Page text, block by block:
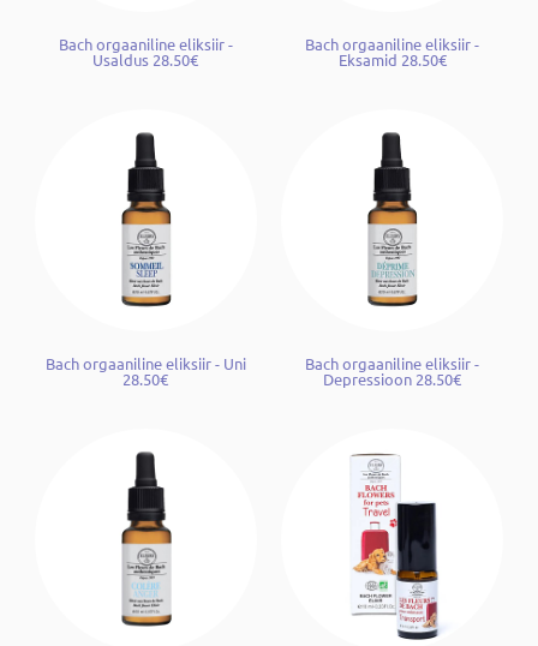
Bach orgaaniline eliksiir -
Usaldus 28.50€
Bach orgaaniline eliksiir -
Eksamid 28.50€
Bach orgaaniline eliksiir - Uni
28.50€
Bach orgaaniline eliksiir -
Depressioon 28.50€